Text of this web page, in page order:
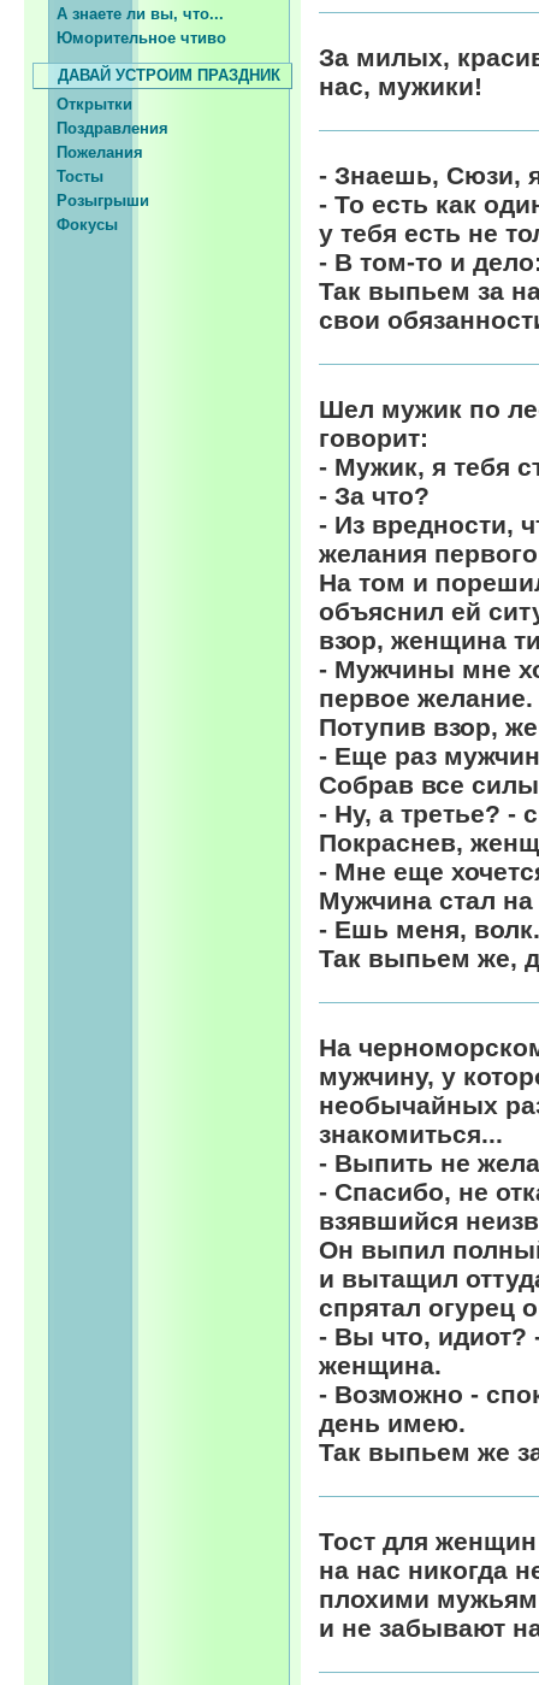
А знаете ли вы, что...
Юморительное чтиво
ДАВАЙ УСТРОИМ ПРАЗДНИК
Открытки
Поздравления
Пожелания
Тосты
Розыгрыши
Фокусы
За милых,
нас, мужики!
- Знаешь, Сюзи,
- То есть как
у тебя есть не
- В том-то и
Так выпьем за
свои
Шел мужик по
говорит:
- Мужик, я тебя
- За что?
- Из вредности,
желания
На том и
объяснил ей
взор, женщина
- Мужчины мне
первое желание.
Потупив взор,
- Еще раз
Собрав все
- Ну, а третье? -
Покраснев,
- Мне еще
Мужчина стал на
- Ешь меня, волк.
Так выпьем же,
На
мужчину, у
необычайных
знакомиться...
- Выпить не
- Спасибо, не
взявшийся
Он выпил
и вытащил
спрятал огурец
- Вы что, идиот?
женщина.
- Возможно -
день имею.
Так выпьем же
Тост для
на нас никогда
плохими
и не забывают